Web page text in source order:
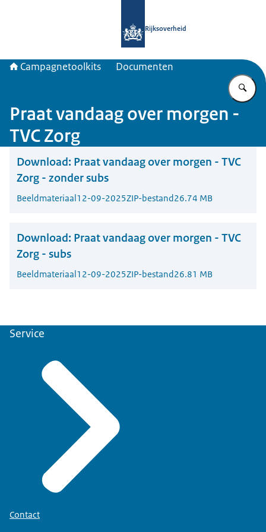
Rijksoverheid
Campagnetoolkits Documenten
Praat vandaag over morgen -
TVC Zorg
Download: Praat vandaag over morgen - TVC
Zorg - zonder subs
Beeldmateriaal12-09-2025ZIP-bestand26.74 MB
Download: Praat vandaag over morgen - TVC
Zorg - subs
Beeldmateriaal12-09-2025ZIP-bestand26.81 MB
Service
Contact